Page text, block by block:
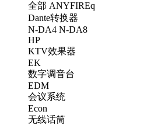
全部 ANYFIREq
Dante转换器
N-DA4 N-DA8
HP
KTV效果器
EK
数字调音台
EDM
会议系统
Econ
无线话筒